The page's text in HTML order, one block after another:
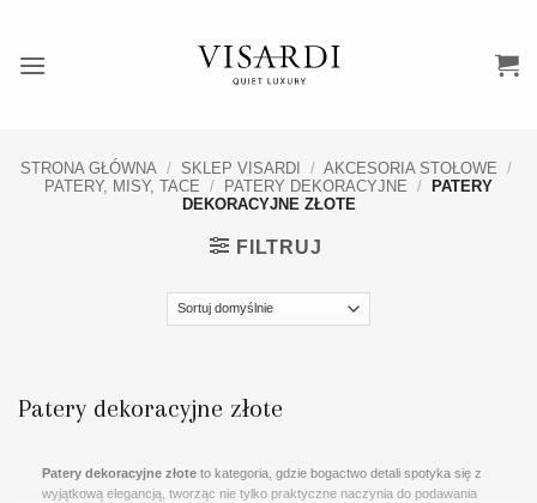
zawartości
STRONA GŁÓWNA / SKLEP VISARDI / AKCESORIA STOŁOWE
/
PATERY, MISY, TACE
/ PATERY DEKORACYJNE /
PATERY
DEKORACYJNE ZŁOTE
FILTRUJ
Patery dekoracyjne złote
Patery dekoracyjne złote to kategoria, gdzie bogactwo detali spotyka się z
wyjątkową elegancją, tworząc nie tylko praktyczne naczynia do podawania